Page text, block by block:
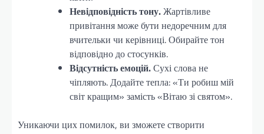
Невідповідність тону.Жартівливе
привітання може бути недоречним для
вчительки чи керівниці. Обирайте тон
відповідно до стосунків.
Відсутність емоцій.Сухі слова не
чіпляють. Додайте тепла: «Ти робиш мій
світ кращим» замість «Вітаю зі святом».
Уникаючи цих помилок, ви зможете створити